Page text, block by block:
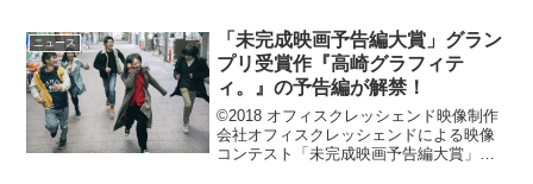
すね！芸能界で一番似合ってるんちゃい
ますか?!」と同意...
ニュース
「未完成映画予告編大賞」グラン
プリ受賞作『高崎グラフィテ
ィ。』の予告編が解禁！
©2018 オフィスクレッシェンド映像制作
会社オフィスクレッシェンドによる映像
コンテスト「未完成映画予告編大賞」の